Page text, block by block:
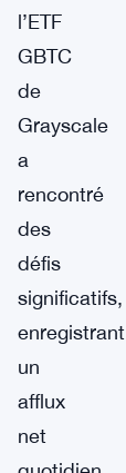
l’ETF
GBTC
de
Grayscale
a
rencontré
des
défis
significatifs,
enregistrant
un
afflux
net